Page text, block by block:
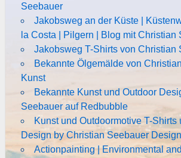
Seebauer
Jakobsweg an der Küste |
la Costa | Pilgern | Blog mit Christian
Jakobsweg T-Shirts von Christian
Bekannte Ölgemälde von
Kunst
Bekannte Kunst und Outdoor
Seebauer auf Redbubble
Kunst und Outdoormotive T-Shirts
Design by Christian Seebauer Design
Actionpainting | Environmental